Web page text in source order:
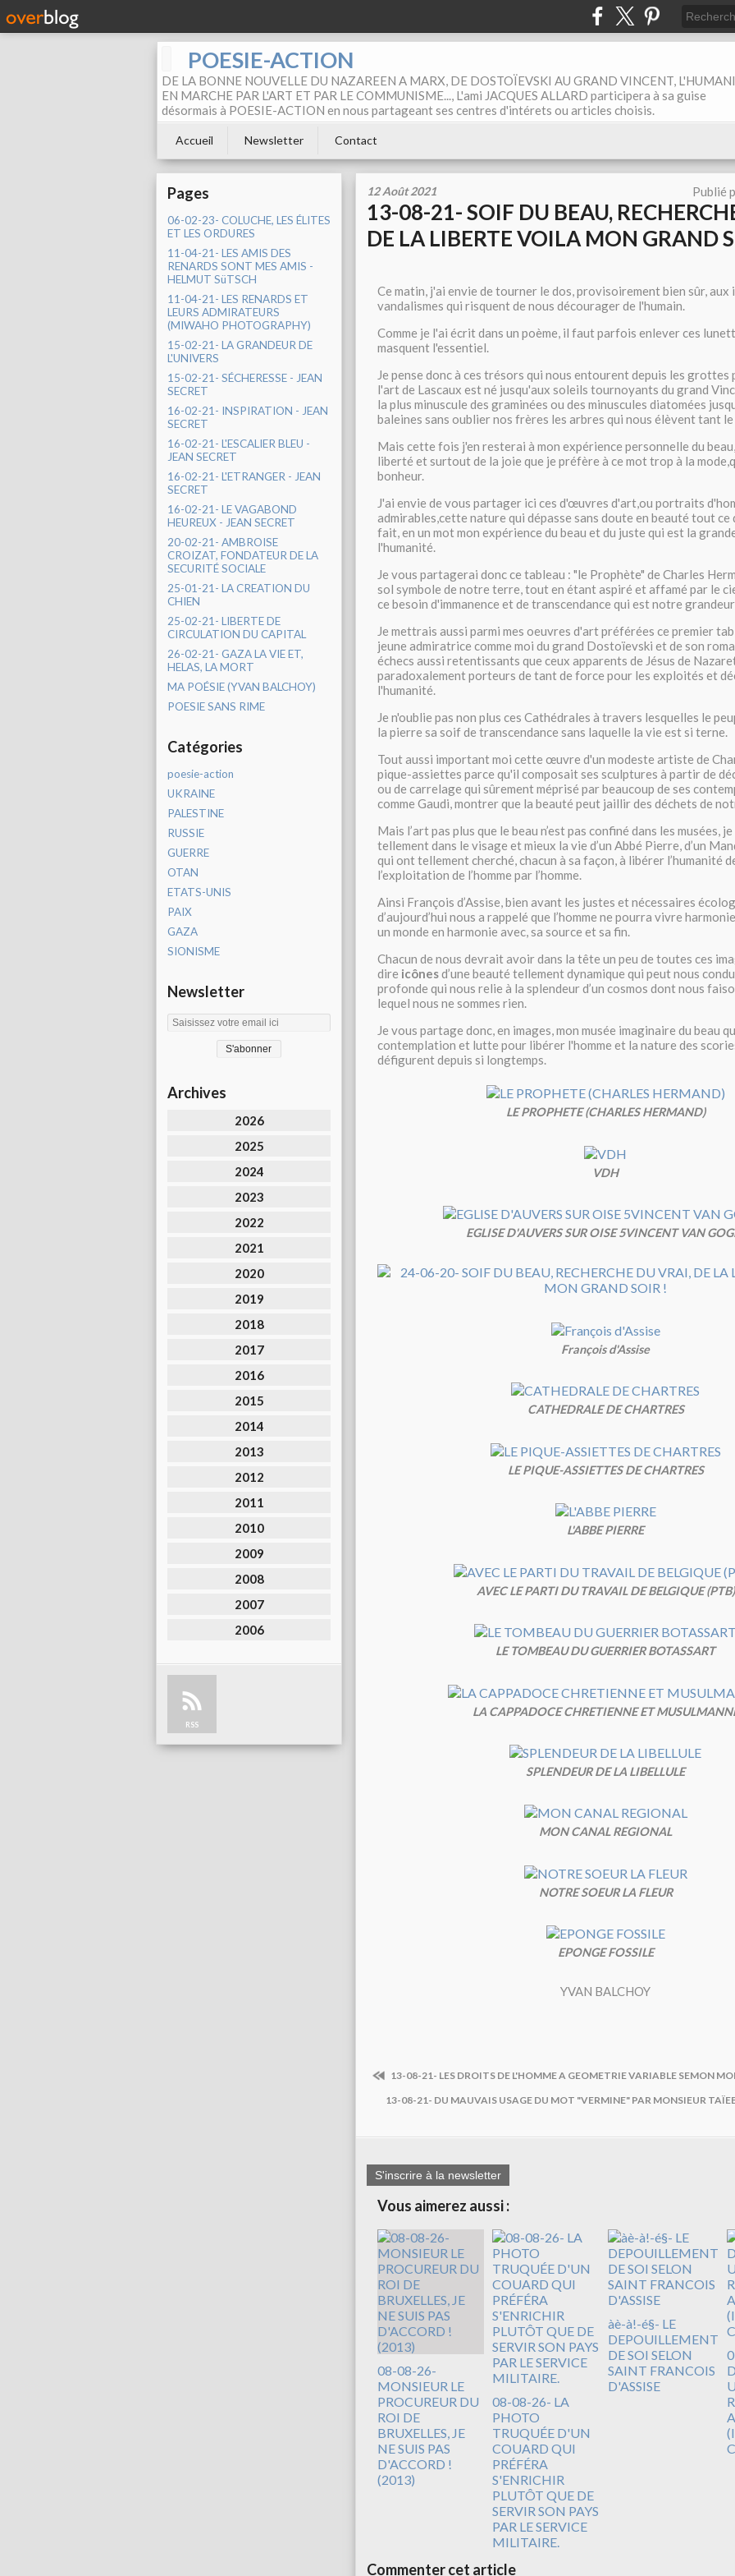
POESIE-ACTION
DE LA BONNE NOUVELLE DU NAZAREEN A MARX, DE DOSTOÏEVSKI AU GRAND VINCENT,
EN MARCHE PAR L'ART ET PAR LE COMMUNISME..., L'ami JACQUES ALLARD participera à sa guise
désormais à POESIE-ACTION en nous partageant ses centres d'intérets ou articles choisis.
Accueil Newsletter Contact
Pages
06-02-23- COLUCHE, LES ÉLITES
ET LES ORDURES
11-04-21- LES AMIS DES
RENARDS SONT MES AMIS -
HELMUT SüTSCH
11-04-21- LES RENARDS ET
LEURS ADMIRATEURS
(MIWAHO PHOTOGRAPHY)
15-02-21- LA GRANDEUR DE
L'UNIVERS
15-02-21- SÉCHERESSE - JEAN
SECRET
16-02-21- INSPIRATION - JEAN
SECRET
16-02-21- L'ESCALIER BLEU -
JEAN SECRET
16-02-21- L'ETRANGER - JEAN
SECRET
16-02-21- LE VAGABOND
HEUREUX - JEAN SECRET
20-02-21- AMBROISE
CROIZAT, FONDATEUR DE LA
SECURITÉ SOCIALE
25-01-21- LA CREATION DU
CHIEN
25-02-21- LIBERTE DE
CIRCULATION DU CAPITAL
26-02-21- GAZA LA VIE ET,
HELAS, LA MORT
MA POÉSIE (YVAN BALCHOY)
POESIE SANS RIME
Catégories
poesie-action
UKRAINE
PALESTINE
RUSSIE
GUERRE
OTAN
ETATS-UNIS
PAIX
GAZA
SIONISME
Newsletter
Archives
2026
2025
2024
2023
2022
2021
2020
2019
2018
2017
2016
2015
2014
2013
2012
2011
2010
2009
2008
2007
2006
RSS
12 Août 2021 Publié
13-08-21- SOIF DU BEAU,
DE LA LIBERTE VOILA MON GRAND
Ce matin, j'ai envie de tourner le dos, provisoirement bien sûr, aux
vandalismes qui risquent de nous décourager de l'humain.
Comme je l'ai écrit dans un poème, il faut parfois enlever ces
masquent l'essentiel.
Je pense donc à ces trésors qui nous entourent depuis les
l'art de Lascaux est né jusqu'aux soleils tournoyants du grand
la plus minuscule des graminées ou des minuscules diatomées
baleines sans oublier nos frères les arbres qui nous élèvent tant
Mais cette fois j'en resterai à mon expérience personnelle du
liberté et surtout de la joie que je préfère à ce mot trop à la
bonheur.
J'ai envie de vous partager ici ces d'œuvres d'art,ou portraits
admirables,cette nature qui dépasse sans doute en beauté tout ce
fait, en un mot mon expérience du beau et du juste qui est la
l'humanité.
Je vous partagerai donc ce tableau : "le Prophète" de Charles
sol symbole de notre terre, tout en étant aspiré et affamé par le
ce besoin d'immanence et de transcendance qui est notre
Je mettrais aussi parmi mes oeuvres d'art préférées ce premier
jeune admiratrice comme moi du grand Dostoïevski et de son
échecs aussi retentissants que ceux apparents de Jésus de
paradoxalement porteurs de tant de force pour les exploités et
l'humanité.
Je n'oublie pas non plus ces Cathédrales à travers lesquelles le
la pierre sa soif de transcendance sans laquelle la vie est si terne.
Tout aussi important moi cette œuvre d'un modeste artiste de
pique-assiettes parce qu'il composait ses sculptures à partir de
ou de carrelage qui sûrement méprisé par beaucoup de ses
comme Gaudi, montrer que la beauté peut jaillir des déchets de
Mais l’art pas plus que le beau n’est pas confiné dans les musées,
tellement dans le visage et mieux la vie d’un Abbé Pierre, d’un
qui ont tellement cherché, chacun à sa façon, à libérer l’humanité
l’exploitation de l’homme par l’homme.
Ainsi François d’Assise, bien avant les justes et nécessaires
d’aujourd’hui nous a rappelé que l’homme ne pourra vivre
un monde en harmonie avec, sa source et sa fin.
Chacun de nous devrait avoir dans la tête un peu de toutes ces
dire icônesd’une beauté tellement dynamique qui peut nous
profonde qui nous relie à la splendeur d’un cosmos dont nous
lequel nous ne sommes rien.
Je vous partage donc, en images, mon musée imaginaire du beau
contemplation et lutte pour libérer l'homme et la nature des
défigurent depuis si longtemps.
LE PROPHETE (CHARLES HERMAND)
VDH
EGLISE D'AUVERS SUR OISE 5VINCENT VAN
François d'Assise
CATHEDRALE DE CHARTRES
LE PIQUE-ASSIETTES DE CHARTRES
L'ABBE PIERRE
AVEC LE PARTI DU TRAVAIL DE BELGIQUE (PTB)
LE TOMBEAU DU GUERRIER BOTASSART
LA CAPPADOCE CHRETIENNE ET
SPLENDEUR DE LA LIBELLULE
MON CANAL REGIONAL
NOTRE SOEUR LA FLEUR
EPONGE FOSSILE
YVAN BALCHOY
13-08-21- LES DROITS DE L'HOMME A GEOMETRIE VARIABLE SEMON
13-08-21- DU MAUVAIS USAGE DU MOT "VERMINE" PAR MONSIEUR
S'inscrire à la newsletter
Vous aimerez aussi :
08-08-26-
MONSIEUR LE
PROCUREUR DU
ROI DE
BRUXELLES, JE
NE SUIS PAS
D'ACCORD !
(2013)
08-08-26- LA
PHOTO
TRUQUÉE D'UN
COUARD QUI
PRÉFÉRA
S'ENRICHIR
PLUTÔT QUE DE
SERVIR SON PAYS
PAR LE SERVICE
MILITAIRE.
àè-à!-é§- LE
DEPOUILLEMENT
DE SOI SELON
SAINT FRANCOIS
D'ASSISE
Commenter cet article